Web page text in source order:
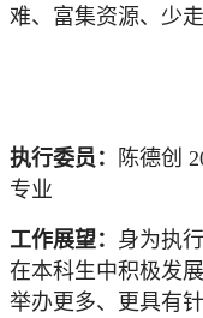
难、富集资源、少走
执行委员： 陈德创
专业
工作展望： 身为执
在本科生中积极发
举办更多、更具有